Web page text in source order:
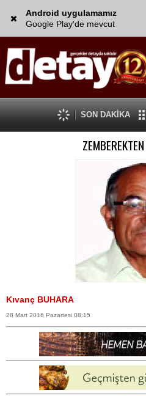
Android uygulamamız
Google Play'de mevcut
SON DAKİKA
Kıvanç BUHARA
28 Mart 2016 Pazartesi 08:15